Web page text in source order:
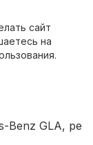
сайт
на
GLA,
Benz GLA,